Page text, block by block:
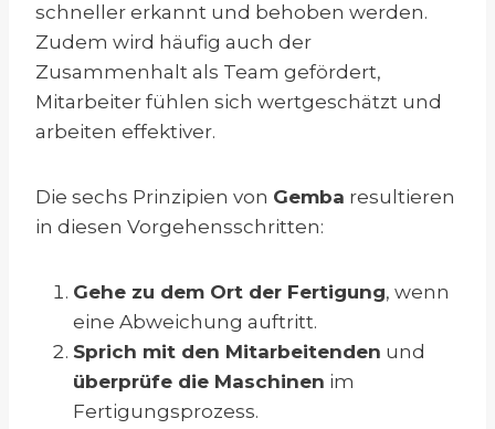
schneller erkannt und behoben werden.
Zudem wird häufig auch der
Zusammenhalt als Team gefördert,
Mitarbeiter fühlen sich wertgeschätzt und
arbeiten effektiver.
Die sechs Prinzipien von Gemba resultieren
in diesen Vorgehensschritten:
Gehe zu dem Ort der Fertigung, wenn
eine Abweichung auftritt.
Sprich mit den Mitarbeitenden und
überprüfe die Maschinen im
Fertigungsprozess.